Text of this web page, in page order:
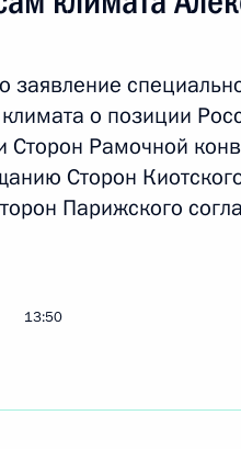
Крыма
16:20 Москва
года, среда
18:00
заявление
о позиции
Сторон Рамочной
Сторон
Парижского
13:50